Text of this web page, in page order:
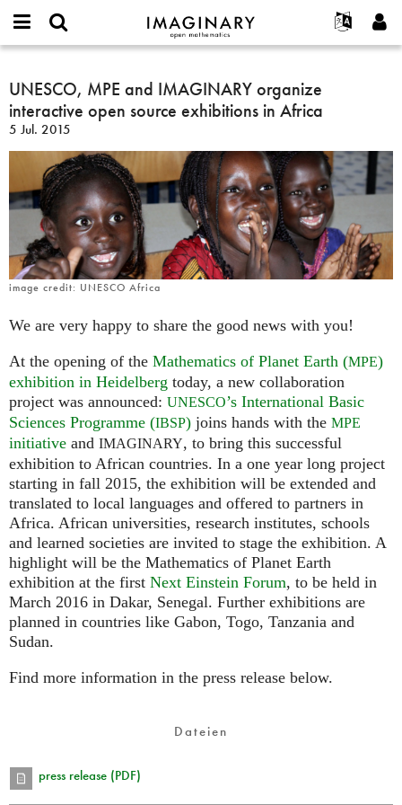
IMAGINARY
open
Français
Deutsch
Español
Türkçe
Programme
Galerien
Filme
Texte
Ausstellungen
Mehr...
Projekte
Mitmachen
or
username
*
Passwort
*
Neues Benutzerkonto erstellen
Neues Passwort anfordern
Suche
UNESCO,
MPE
and
IMAGINARY
organize
interactive
open
source
exhibitions
in
Africa
UNESCO, MPE and IMAGINARY organize
interactive open source exhibitions in Africa
5 Jul. 2015
image credit: UNESCO Africa
We are very happy to share the good news with you!
At the opening of the Mathematics of Planet Earth (MPE)
exhibition in Heidelberg today, a new collaboration
project was announced: UNESCO’s International Basic
Sciences Programme (IBSP) joins hands with the MPE
initiative and IMAGINARY, to bring this successful
exhibition to African countries. In a one year long project
starting in fall 2015, the exhibition will be extended and
translated to local languages and offered to partners in
Africa. African universities, research institutes, schools
and learned societies are invited to stage the exhibition. A
highlight will be the Mathematics of Planet Earth
exhibition at the first Next Einstein Forum, to be held in
March 2016 in Dakar, Senegal. Further exhibitions are
planned in countries like Gabon, Togo, Tanzania and
Sudan.
Find more information in the press release below.
Dateien
press release (PDF)